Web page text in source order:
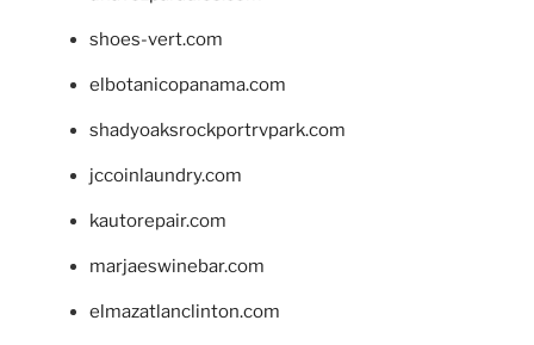
shoes-vert.com
elbotanicopanama.com
shadyoaksrockportrvpark.com
jccoinlaundry.com
kautorepair.com
marjaeswinebar.com
elmazatlanclinton.com